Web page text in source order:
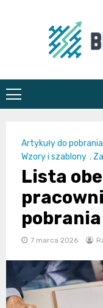
Artykuły do pobrania
Wzory i szablony ,
Lista
pobrania
7 marca 2026